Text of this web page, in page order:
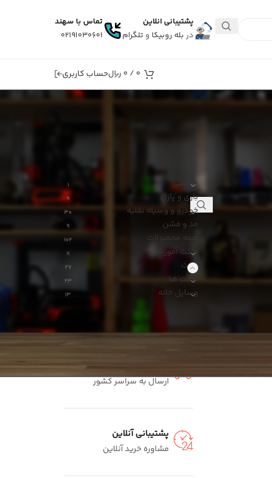
پشتیبانی انلاین
در بله روبیکا و تلگرام
تماس با سهند
۰۲۱۹۱۰۳۰۶۰۱
0
/
0 ریالحساب کاربری
صنعتی
1
بازی و پازل 9
خودرو و وسیله نقلیه 30
مد و فشن 9
همه محصولات 102
ماکت آموزشی 11
گجت 27
ماکت ها 23
وسایل خانه 13
ارسال به سراسر کشور
پشتیبانی آنلاین
مشاوره خرید آنلاین